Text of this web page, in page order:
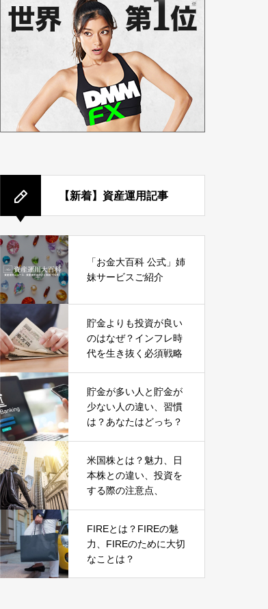
【新着】資産運用記事
「お金大百科 公式」姉
妹サービスご紹介
貯金よりも投資が良い
のはなぜ？インフレ時
代を生き抜く必須戦略
貯金が多い人と貯金が
少ない人の違い、習慣
は？あなたはどっち？
米国株とは？魅力、日
本株との違い、投資を
する際の注意点、
FIREとは？FIREの魅
力、FIREのために大切
なことは？